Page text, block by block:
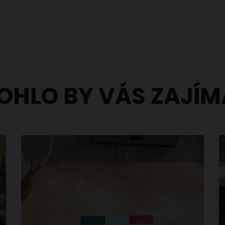
BY VÁS